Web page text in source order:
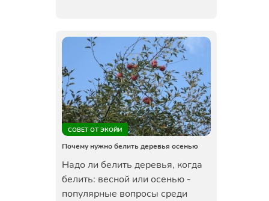
СОВЕТ ОТ ЭКОЙИ
Почему нужно белить деревья осенью
Надо ли белить деревья, когда
белить: весной или осенью -
популярные вопросы среди